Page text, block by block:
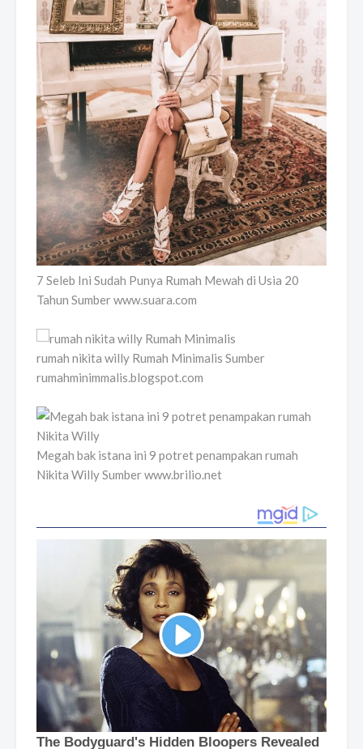
7 Seleb Ini Sudah Punya Rumah Mewah di Usia 20
Tahun Sumber www.suara.com
rumah nikita willy Rumah Minimalis Sumber
rumahminimmalis.blogspot.com
Megah bak istana ini 9 potret penampakan rumah
Nikita Willy Sumber www.brilio.net